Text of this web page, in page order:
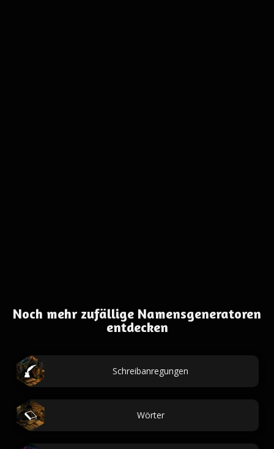
Noch mehr zufällige Namensgeneratoren
entdecken
Schreibanregungen
Wörter